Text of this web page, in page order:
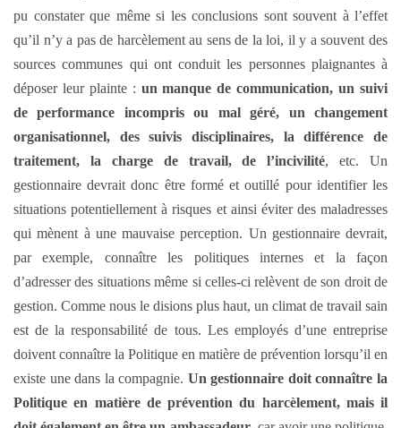
pu constater que même si les conclusions sont souvent à l’effet
qu’il n’y a pas de harcèlement au sens de la loi, il y a souvent des
sources communes qui ont conduit les personnes plaignantes à
déposer leur plainte : un manque de communication, un suivi
de performance incompris ou mal géré, un changement
organisationnel, des suivis disciplinaires, la différence de
traitement, la charge de travail, de l’incivilité, etc. Un
gestionnaire devrait donc être formé et outillé pour identifier les
situations potentiellement à risques et ainsi éviter des maladresses
qui mènent à une mauvaise perception. Un gestionnaire devrait,
par exemple, connaître les politiques internes et la façon
d’adresser des situations même si celles-ci relèvent de son droit de
gestion. Comme nous le disions plus haut, un climat de travail sain
est de la responsabilité de tous. Les employés d’une entreprise
doivent connaître la Politique en matière de prévention lorsqu’il en
existe une dans la compagnie. Un gestionnaire doit connaître la
Politique en matière de prévention du harcèlement, mais il